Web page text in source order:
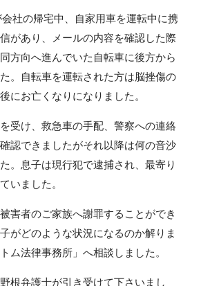
社の帰宅中、自家用車を運転中に携
があり、メールの内容を確認した際
方向へ進んでいた自転車に後方から
。自転車を運転された方は脳挫傷の
にお亡くなりになりました。
受け、救急車の手配、警察への連絡
認できましたがそれ以降は何の音沙
。息子は現行犯で逮捕され、最寄り
いました。
害者のご家族へ謝罪することができ
がどのような状況になるのか解りま
ム法律事務所」へ相談しました。
根弁護士が引き受けて下さいまし